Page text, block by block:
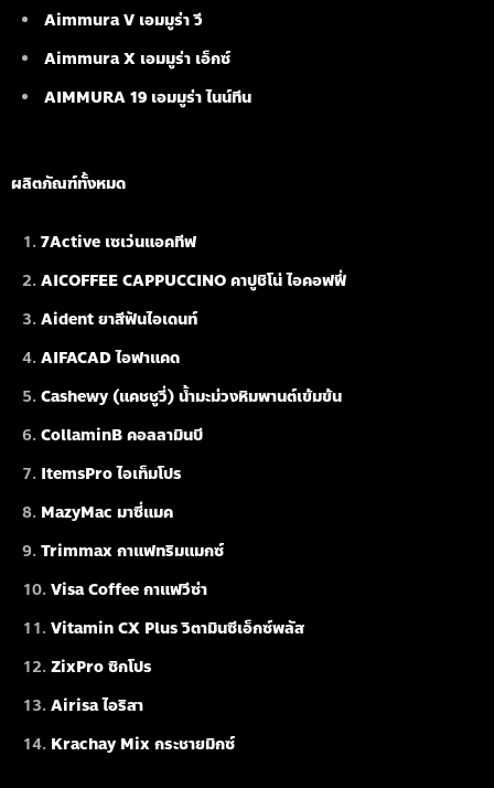
Aimmura V เอมมูร่า วี
Aimmura X เอมมูร่า เอ็กซ์
AIMMURA 19 เอมมูร่า ไนน์ทีน
ผลิตภัณฑ์ทั้งหมด
7Active เซเว่นแอคทีฟ
AICOFFEE CAPPUCCINO คาปูชิโน่ ไอคอฟฟี่
Aident ยาสีฟันไอเดนท์
AIFACAD ไอฟาแคด
Cashewy (แคชชูวี่) น้ำมะม่วงหิมพานต์เข้มข้น
CollaminB คอลลามินบี
ItemsPro ไอเท็มโปร
MazyMac มาซี่แมค
Trimmax กาแฟทริมแมกซ์
Visa Coffee กาแฟวีซ่า
Vitamin CX Plus วิตามินซีเอ็กซ์พลัส
ZixPro ซิกโปร
Airisa ไอริสา
Krachay Mix กระชายมิกซ์